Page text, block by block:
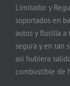
Limitador y
soportados en
autos y flotilla a
segura y en tan
así hubiera
combustible de